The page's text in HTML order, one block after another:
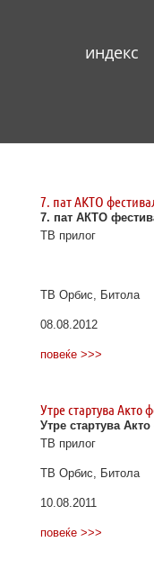
индекс
7. пат АКТО
7. пат АКТО
ТВ прилог
ТВ Орбис, Битола
08.08.2012
повеќе >>>
Утре стартува Акто
Утре стартува
ТВ прилог
ТВ Орбис, Битола
10.08.2011
повеќе >>>